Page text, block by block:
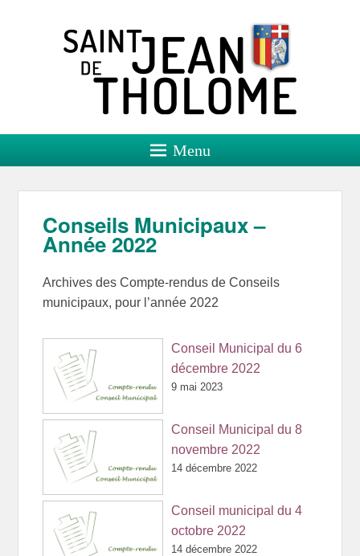
Saint Jean de Tholome
Site officiel
Menu
Conseils Municipaux –
Année 2022
Archives des Compte-rendus de Conseils
municipaux, pour l’année 2022
Conseil Municipal du 6
décembre 2022
9 mai 2023
Conseil Municipal du 8
novembre 2022
14 décembre 2022
Conseil municipal du 4
octobre 2022
14 décembre 2022